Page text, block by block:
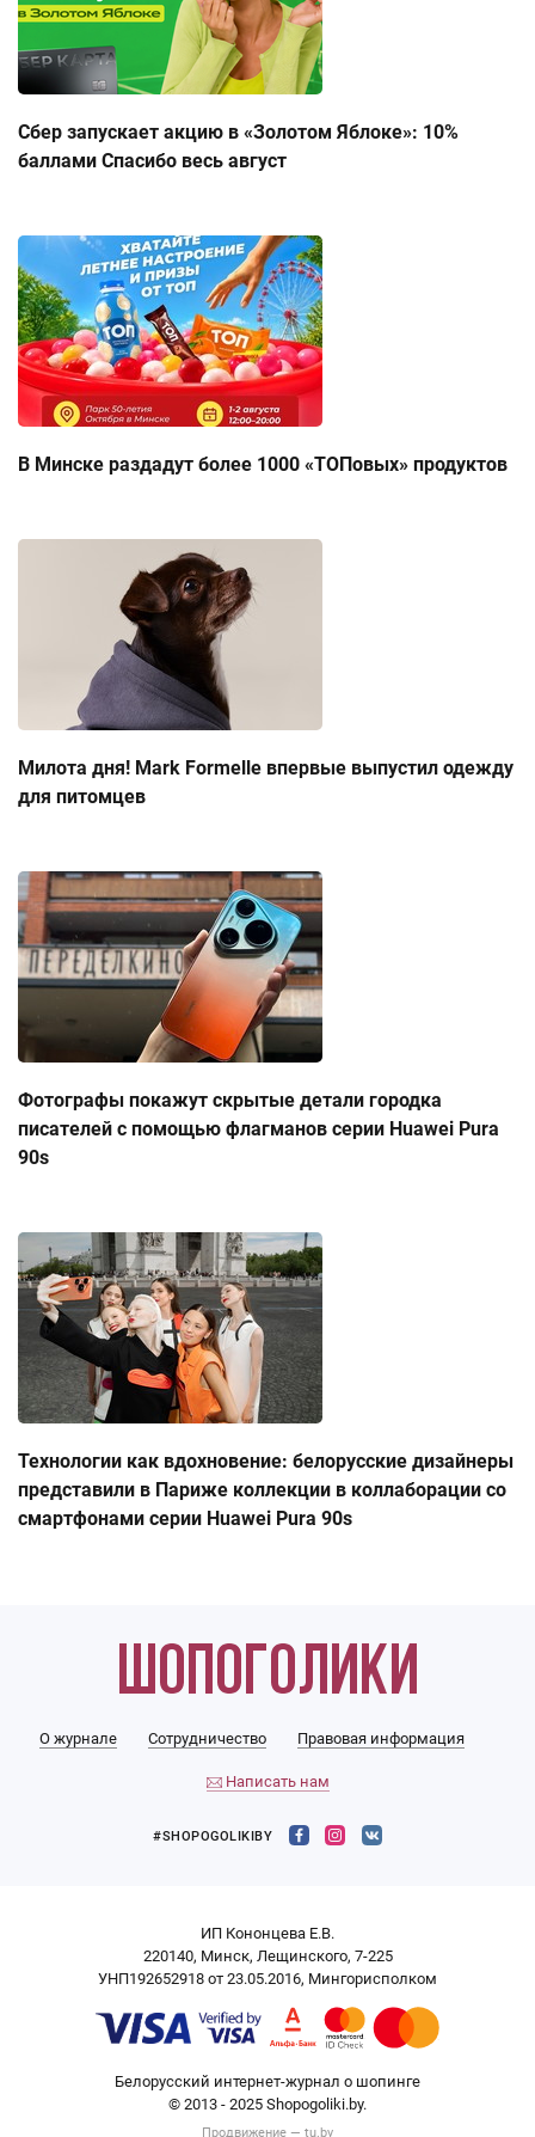
Сбер запускает акцию в «Золотом Яблоке»: 10%
баллами Спасибо весь август
В Минске раздадут более 1000 «ТОПовых» продуктов
Милота дня! Mark Formelle впервые выпустил одежду
для питомцев
Фотографы покажут скрытые детали городка
писателей с помощью флагманов серии Huawei Pura
90s
Технологии как вдохновение: белорусские дизайнеры
представили в Париже коллекции в коллаборации со
смартфонами серии Huawei Pura 90s
О журнале Сотрудничество Правовая информация
Написать нам
#SHOPOGOLIKIBY
ИП Кононцева Е.В.
220140, Минск, Лещинского, 7-225
УНП192652918 от 23.05.2016, Мингорисполком
Белорусский интернет-журнал о шопинге
© 2013 - 2025 Shopogoliki.by.
Продвижение — tu.by